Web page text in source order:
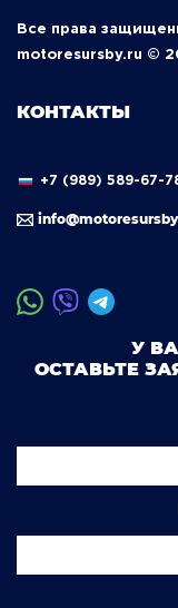
Все права
motoresursby.ru ©
КОНТАКТЫ
+7 (989) 589-67-
У
ОСТАВЬТЕ